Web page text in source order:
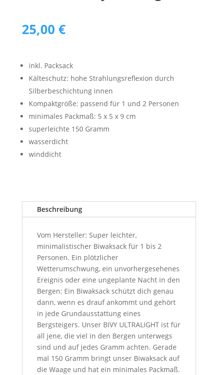
25,00 €
inkl. Packsack
Kälteschutz: hohe Strahlungsreflexion durch
Silberbeschichtung innen
Kompaktgröße: passend für 1 und 2 Personen
minimales Packmaß: 5 x 5 x 9 cm
superleichte 150 Gramm
wasserdicht
winddicht
Beschreibung
Vom Hersteller: Super leichter,
minimalistischer Biwaksack für 1 bis 2
Personen. Ein plötzlicher
Wetterumschwung, ein unvorhergesehenes
Ereignis oder eine ungeplante Nacht in den
Bergen: Ein Biwaksack schützt dich genau
dann, wenn es drauf ankommt und gehört
in jede Grundausstattung eines
Bergsteigers. Unser BIVY ULTRALIGHT ist für
all jene, die viel in den Bergen unterwegs
sind und auf jedes Gramm achten. Gerade
mal 150 Gramm bringt unser Biwaksack auf
die Waage und hat ein minimales Packmaß.